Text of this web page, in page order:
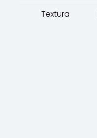
Textura